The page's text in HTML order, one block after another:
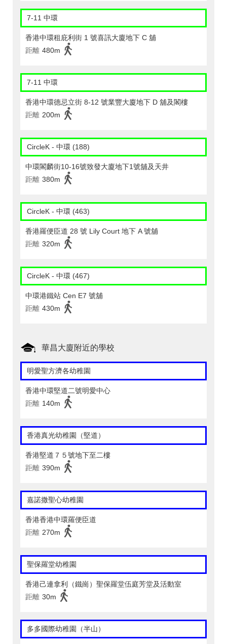
7-11 中環
香港中環租庇利街 1 號喜訊大廈地下 C 舖
距離 480m
7-11 中環
香港中環德忌立街 8-12 號業豐大廈地下 D 舖及閣樓
距離 200m
CircleK - 中環 (188)
中環閣麟街10-16號致發大廈地下1號舖及天井
距離 380m
CircleK - 中環 (463)
香港羅便臣道 28 號 Lily Court 地下 A 號舖
距離 320m
CircleK - 中環 (467)
中環港鐵站 Cen E7 號舖
距離 430m
華昌大廈附近的學校
明愛聖方濟各幼稚園
香港中環堅道二號明愛中心
距離 140m
香港真光幼稚園（堅道）
香港堅道７５號地下至二樓
距離 390m
嘉諾撒聖心幼稚園
香港香港中環羅便臣道
距離 270m
聖保羅堂幼稚園
香港己連拿利（鐵崗）聖保羅堂伍庭芳堂及活動室
距離 30m
多多國際幼稚園（半山）